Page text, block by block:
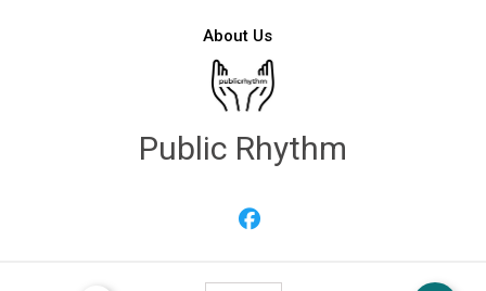
About Us
Public Rhythm